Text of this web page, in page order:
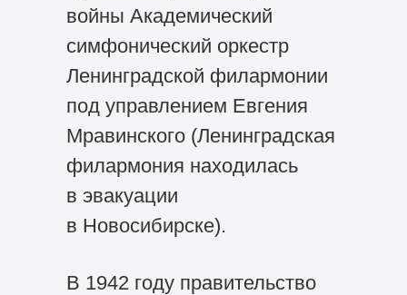
войны Академический
симфонический оркестр
Ленинградской филармонии
под управлением Евгения
Мравинского (Ленинградская
филармония находилась
в эвакуации
в Новосибирске).
В 1942 году правительство